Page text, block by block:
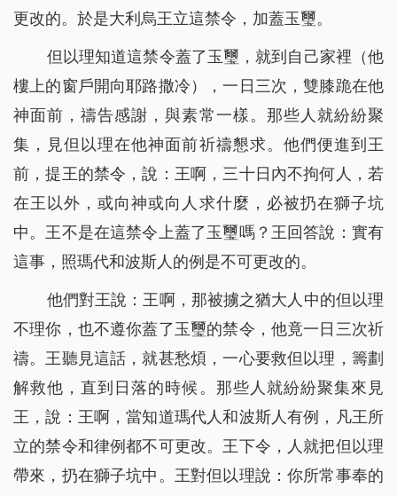
更改的。於是大利烏王立這禁令，加蓋玉璽。
但以理知道這禁令蓋了玉璽，就到自己家裡（他
樓上的窗戶開向耶路撒冷），一日三次，雙膝跪在他
神面前，禱告感謝，與素常一樣。那些人就紛紛聚
集，見但以理在他神面前祈禱懇求。他們便進到王
前，提王的禁令，說：王啊，三十日內不拘何人，若
在王以外，或向神或向人求什麼，必被扔在獅子坑
中。王不是在這禁令上蓋了玉璽嗎？王回答說：實有
這事，照瑪代和波斯人的例是不可更改的。
他們對王說：王啊，那被擄之猶大人中的但以理
不理你，也不遵你蓋了玉璽的禁令，他竟一日三次祈
禱。王聽見這話，就甚愁煩，一心要救但以理，籌劃
解救他，直到日落的時候。那些人就紛紛聚集來見
王，說：王啊，當知道瑪代人和波斯人有例，凡王所
立的禁令和律例都不可更改。王下令，人就把但以理
帶來，扔在獅子坑中。王對但以理說：你所常事奉的